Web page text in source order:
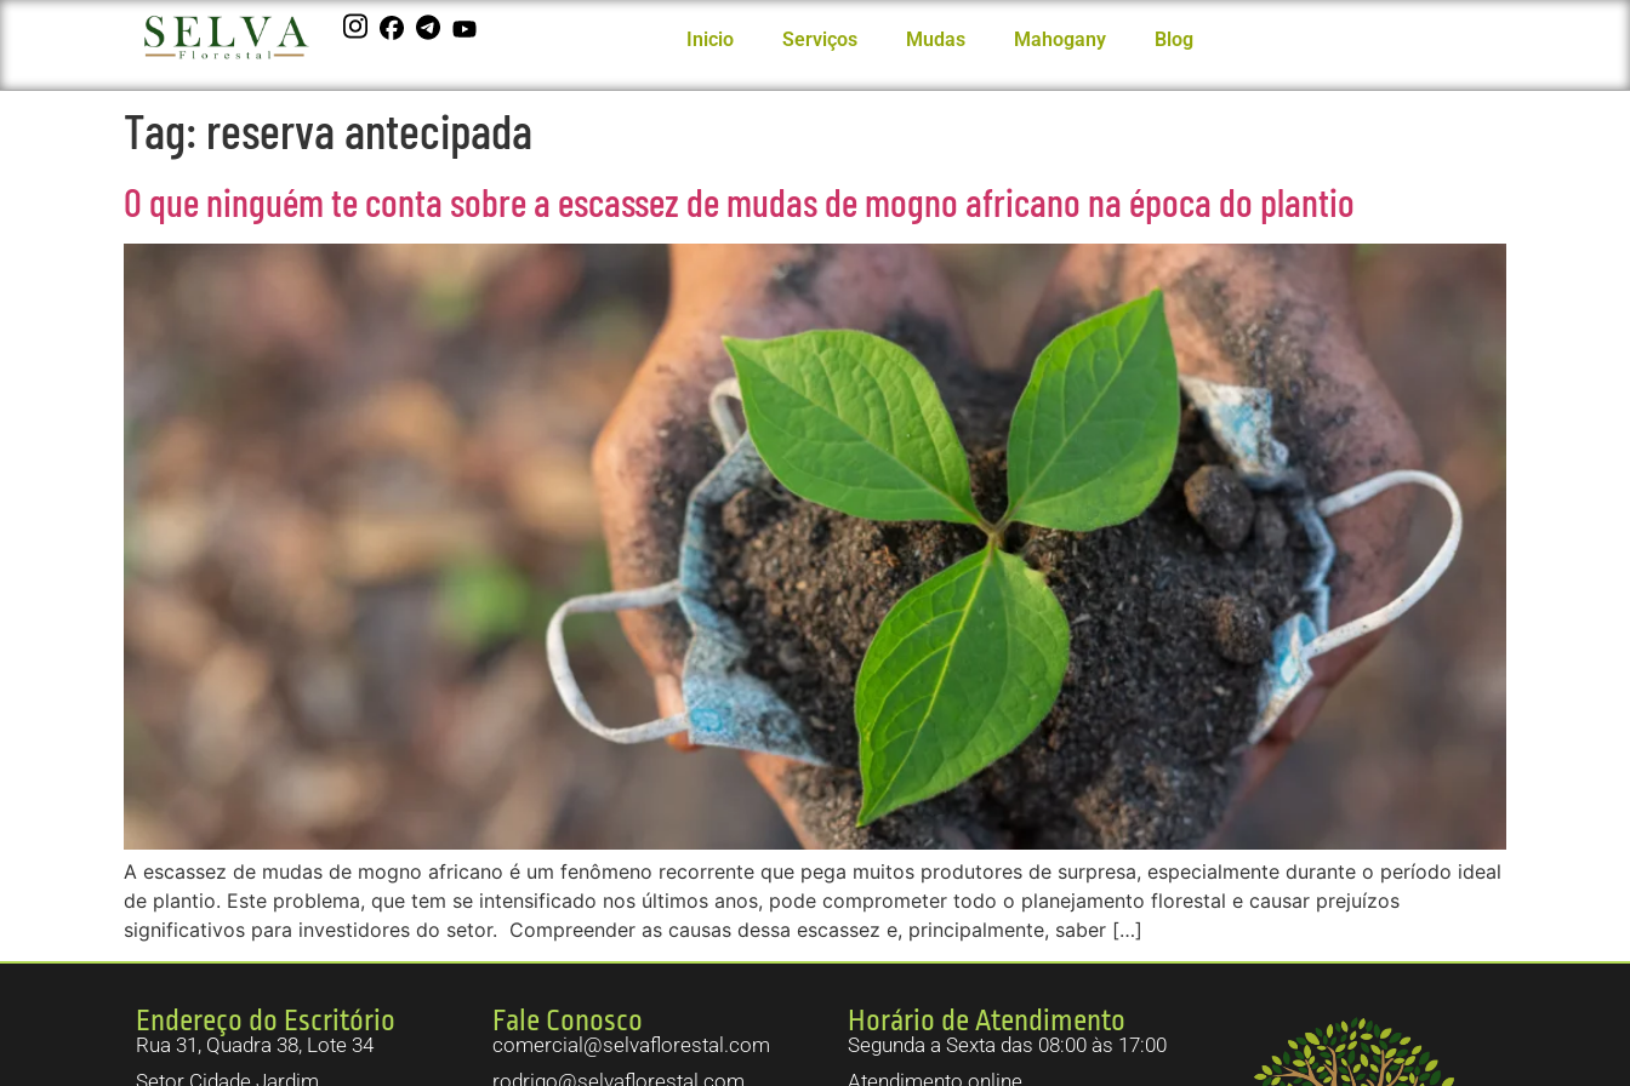
Inicio Serviços Mudas Mahogany Blog
Tag: reserva antecipada
O que ninguém te conta sobre a escassez de mudas de mogno africano na época do plantio
A escassez de mudas de mogno africano é um fenômeno recorrente que pega muitos produtores de surpresa, especialmente durante o período ideal
de plantio. Este problema, que tem se intensificado nos últimos anos, pode comprometer todo o planejamento florestal e causar prejuízos
significativos para investidores do setor. Compreender as causas dessa escassez e, principalmente, saber […]
Endereço do Escritório
Rua 31, Quadra 38, Lote 34
Fale Conosco
comercial@selvaflorestal.com
Horário de Atendimento
Segunda a Sexta das 08:00 às 17:00